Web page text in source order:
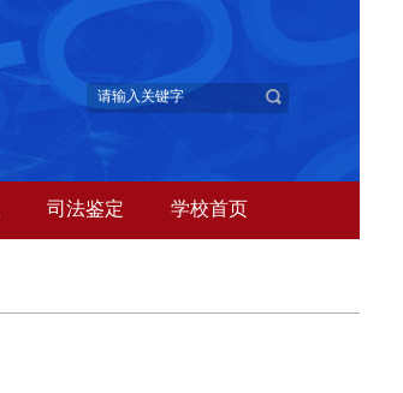
司法鉴定 学校首页